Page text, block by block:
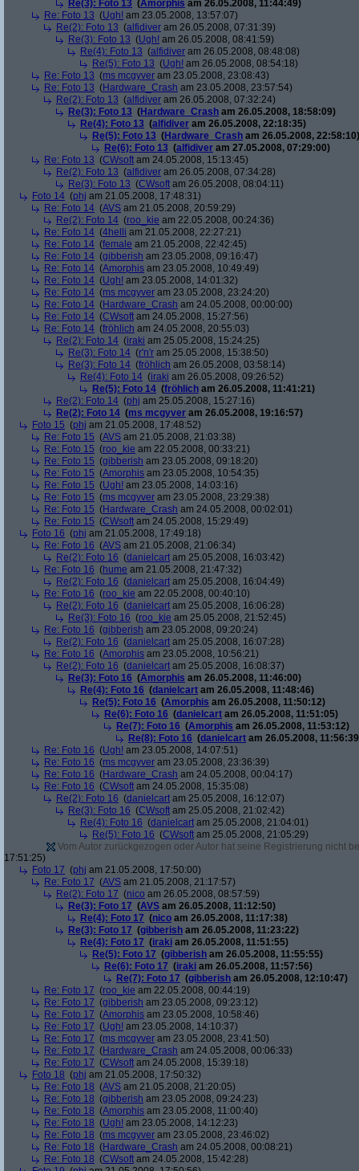
Re(3): Foto 13 (Amorphis am 26.05.2008, 11:44:49)
Re: Foto 13 (Ugh! am 23.05.2008, 13:57:07)
Re(2): Foto 13 (alfidiver am 26.05.2008, 07:31:39)
Re(3): Foto 13 (Ugh! am 26.05.2008, 08:41:59)
Re(4): Foto 13 (alfidiver am 26.05.2008, 08:48:08)
Re(5): Foto 13 (Ugh! am 26.05.2008, 08:54:18)
Re: Foto 13 (ms mcgyver am 23.05.2008, 23:08:43)
Re: Foto 13 (Hardware_Crash am 23.05.2008, 23:57:54)
Re(2): Foto 13 (alfidiver am 26.05.2008, 07:32:24)
Re(3): Foto 13 (Hardware_Crash am 26.05.2008, 18:58:09)
Re(4): Foto 13 (alfidiver am 26.05.2008, 22:18:35)
Re(5): Foto 13 (Hardware_Crash am 26.05.2008, 22:58:10)
Re(6): Foto 13 (alfidiver am 27.05.2008, 07:29:00)
Re: Foto 13 (CWsoft am 24.05.2008, 15:13:45)
Re(2): Foto 13 (alfidiver am 26.05.2008, 07:34:28)
Re(3): Foto 13 (CWsoft am 26.05.2008, 08:04:11)
Foto 14 (phj am 21.05.2008, 17:48:31)
Re: Foto 14 (AVS am 21.05.2008, 20:59:29)
Re(2): Foto 14 (roo_kie am 22.05.2008, 00:24:36)
Re: Foto 14 (4helli am 21.05.2008, 22:27:21)
Re: Foto 14 (female am 21.05.2008, 22:42:45)
Re: Foto 14 (gibberish am 23.05.2008, 09:16:47)
Re: Foto 14 (Amorphis am 23.05.2008, 10:49:49)
Re: Foto 14 (Ugh! am 23.05.2008, 14:01:32)
Re: Foto 14 (ms mcgyver am 23.05.2008, 23:24:20)
Re: Foto 14 (Hardware_Crash am 24.05.2008, 00:00:00)
Re: Foto 14 (CWsoft am 24.05.2008, 15:27:56)
Re: Foto 14 (fröhlich am 24.05.2008, 20:55:03)
Re(2): Foto 14 (iraki am 25.05.2008, 15:24:25)
Re(3): Foto 14 (r'n'r am 25.05.2008, 15:38:50)
Re(3): Foto 14 (fröhlich am 26.05.2008, 03:58:14)
Re(4): Foto 14 (iraki am 26.05.2008, 09:26:52)
Re(5): Foto 14 (fröhlich am 26.05.2008, 11:41:21)
Re(2): Foto 14 (phj am 25.05.2008, 15:27:16)
Re(2): Foto 14 (ms mcgyver am 26.05.2008, 19:16:57)
Foto 15 (phj am 21.05.2008, 17:48:52)
Re: Foto 15 (AVS am 21.05.2008, 21:03:38)
Re: Foto 15 (roo_kie am 22.05.2008, 00:33:21)
Re: Foto 15 (gibberish am 23.05.2008, 09:18:20)
Re: Foto 15 (Amorphis am 23.05.2008, 10:54:35)
Re: Foto 15 (Ugh! am 23.05.2008, 14:03:16)
Re: Foto 15 (ms mcgyver am 23.05.2008, 23:29:38)
Re: Foto 15 (Hardware_Crash am 24.05.2008, 00:02:01)
Re: Foto 15 (CWsoft am 24.05.2008, 15:29:49)
Foto 16 (phj am 21.05.2008, 17:49:18)
Re: Foto 16 (AVS am 21.05.2008, 21:06:34)
Re(2): Foto 16 (danielcart am 25.05.2008, 16:03:42)
Re: Foto 16 (hume am 21.05.2008, 21:47:32)
Re(2): Foto 16 (danielcart am 25.05.2008, 16:04:49)
Re: Foto 16 (roo_kie am 22.05.2008, 00:40:10)
Re(2): Foto 16 (danielcart am 25.05.2008, 16:06:28)
Re(3): Foto 16 (roo_kie am 25.05.2008, 21:52:45)
Re: Foto 16 (gibberish am 23.05.2008, 09:20:24)
Re(2): Foto 16 (danielcart am 25.05.2008, 16:07:28)
Re: Foto 16 (Amorphis am 23.05.2008, 10:56:21)
Re(2): Foto 16 (danielcart am 25.05.2008, 16:08:37)
Re(3): Foto 16 (Amorphis am 26.05.2008, 11:46:00)
Re(4): Foto 16 (danielcart am 26.05.2008, 11:48:46)
Re(5): Foto 16 (Amorphis am 26.05.2008, 11:50:12)
Re(6): Foto 16 (danielcart am 26.05.2008, 11:51:05)
Re(7): Foto 16 (Amorphis am 26.05.2008, 11:53:12)
Re(8): Foto 16 (danielcart am 26.05.2008,
Re: Foto 16 (Ugh! am 23.05.2008, 14:07:51)
Re: Foto 16 (ms mcgyver am 23.05.2008, 23:36:39)
Re: Foto 16 (Hardware_Crash am 24.05.2008, 00:04:17)
Re: Foto 16 (CWsoft am 24.05.2008, 15:35:08)
Re(2): Foto 16 (danielcart am 25.05.2008, 16:12:07)
Re(3): Foto 16 (CWsoft am 25.05.2008, 21:02:42)
Re(4): Foto 16 (danielcart am 25.05.2008, 21:04:01)
Re(5): Foto 16 (CWsoft am 25.05.2008, 21:05:29)
Vom Autor zurückgezogen oder Autor hat seine Registrierung nicht
17:51:25)
Foto 17 (phj am 21.05.2008, 17:50:00)
Re: Foto 17 (AVS am 21.05.2008, 21:17:57)
Re(2): Foto 17 (nico am 26.05.2008, 08:57:59)
Re(3): Foto 17 (AVS am 26.05.2008, 11:12:50)
Re(4): Foto 17 (nico am 26.05.2008, 11:17:38)
Re(3): Foto 17 (gibberish am 26.05.2008, 11:23:22)
Re(4): Foto 17 (iraki am 26.05.2008, 11:51:55)
Re(5): Foto 17 (gibberish am 26.05.2008, 11:55:55)
Re(6): Foto 17 (iraki am 26.05.2008, 11:57:56)
Re(7): Foto 17 (gibberish am 26.05.2008, 12:10:47)
Re: Foto 17 (roo_kie am 22.05.2008, 00:44:19)
Re: Foto 17 (gibberish am 23.05.2008, 09:23:12)
Re: Foto 17 (Amorphis am 23.05.2008, 10:58:46)
Re: Foto 17 (Ugh! am 23.05.2008, 14:10:37)
Re: Foto 17 (ms mcgyver am 23.05.2008, 23:41:50)
Re: Foto 17 (Hardware_Crash am 24.05.2008, 00:06:33)
Re: Foto 17 (CWsoft am 24.05.2008, 15:39:18)
Foto 18 (phj am 21.05.2008, 17:50:32)
Re: Foto 18 (AVS am 21.05.2008, 21:20:05)
Re: Foto 18 (gibberish am 23.05.2008, 09:24:23)
Re: Foto 18 (Amorphis am 23.05.2008, 11:00:40)
Re: Foto 18 (Ugh! am 23.05.2008, 14:12:23)
Re: Foto 18 (ms mcgyver am 23.05.2008, 23:46:02)
Re: Foto 18 (Hardware_Crash am 24.05.2008, 00:08:21)
Re: Foto 18 (CWsoft am 24.05.2008, 15:42:28)